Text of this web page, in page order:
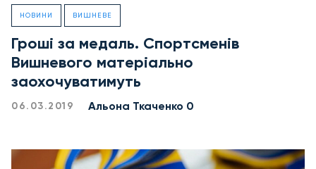
НОВИНИ ВИШНЕВЕ
Гроші за медаль. Спортсменів
Вишневого матеріально
заохочуватимуть
06.03.2019 Альона Ткаченко 0